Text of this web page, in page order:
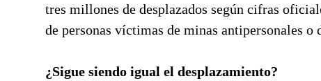
tres millones de desplazados según cifras
de personas víctimas de minas antipersonales o
¿Sigue siendo igual el desplazamiento?